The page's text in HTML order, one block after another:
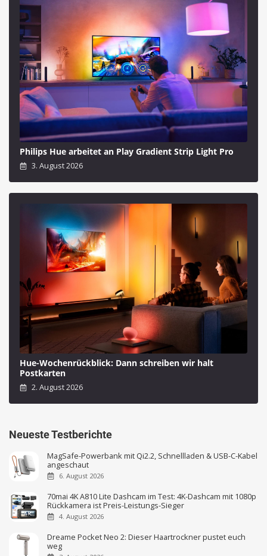
Philips Hue arbeitet an Play Gradient Strip Light Pro
3. August 2026
Hue-Wochenrückblick: Dann schreiben wir halt
Postkarten
2. August 2026
Neueste Testberichte
MagSafe-Powerbank mit Qi2.2, Schnellladen & USB-C-Kabel
angeschaut
6. August 2026
70mai 4K A810 Lite Dashcam im Test: 4K-Dashcam mit 1080p
Rückkamera ist Preis-Leistungs-Sieger
4. August 2026
Dreame Pocket Neo 2: Dieser Haartrockner pustet euch
weg